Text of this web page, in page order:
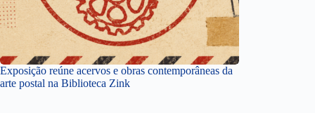
Exposição reúne acervos e obras contemporâneas da
arte postal na Biblioteca Zink